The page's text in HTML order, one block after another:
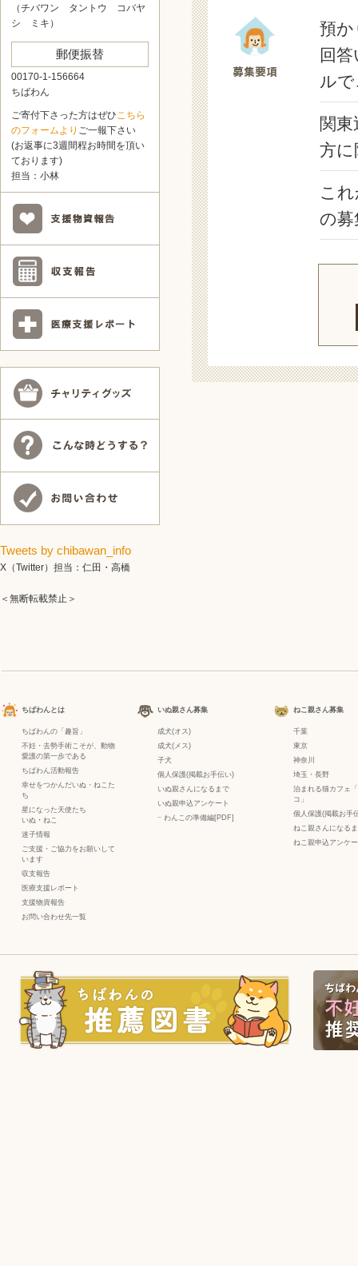
預
回
ル
関
方
こ
の募
（チバワン タントウ コバヤ
シ ミキ）
郵便振替
00170-1-156664
ちばわん
ご寄付下さった方はぜひこちら
のフォームより ご一報下さい
(お返事に3週間程お時間を頂い
ております)
担当：小林
Tweets by chibawan_info
X（Twitter）担当：仁田・高橋
＜無断転載禁止＞
ちばわんとは
ちばわんの「趣旨」
不妊・去勢手術こそが、動物
愛護の第一歩である
ちばわん活動報告
幸せをつかんだいぬ・ねこた
ち
星になった天使たち
いぬ ・ ねこ
迷子情報
ご支援・ご協力をお願いして
います
収支報告
医療支援レポート
支援物資報告
お問い合わせ先一覧
いぬ親さん募集
成犬(オス)
成犬(メス)
子犬
個人保護(掲載お手伝い)
いぬ親さんになるまで
いぬ親申込アンケート
− わんこの準備編[PDF]
ねこ親さん募集
千葉
東京
神奈川
埼玉・長野
泊まれる猫カフェ
コ」
個人保護(掲載お手
ねこ親さんになる
ねこ親申込アンケ